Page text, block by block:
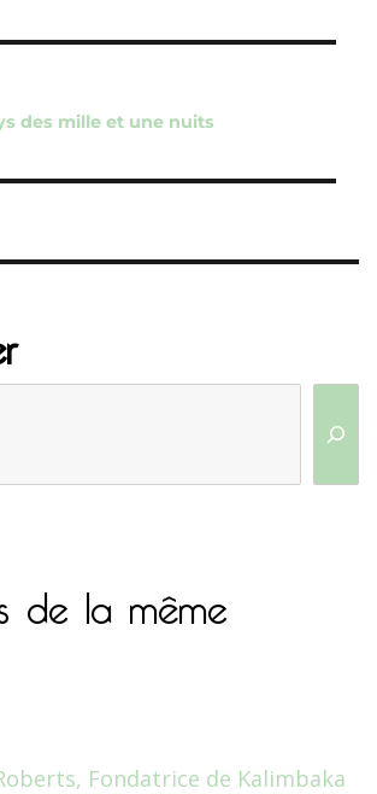
des mille et une nuits
de la même
Fondatrice de Kalimbaka